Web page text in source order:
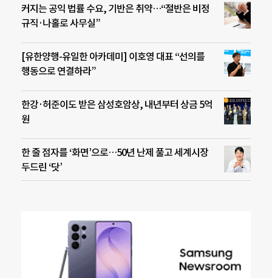
커지는 공익 법률 수요, 기반은 취약…“절반은 비정
규직·나홀로 사무실”
[유한양행-유일한 아카데미] 이호영 대표 “선의를
행동으로 연결하라”
한강·허준이도 받은 삼성호암상, 내년부터 상금 5억
원
한 줄 점자를 ‘화면’으로…50년 난제 풀고 세계시장
두드린 ‘닷’